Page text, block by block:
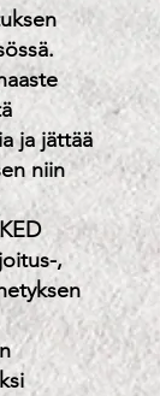
ja jättää
niin
,